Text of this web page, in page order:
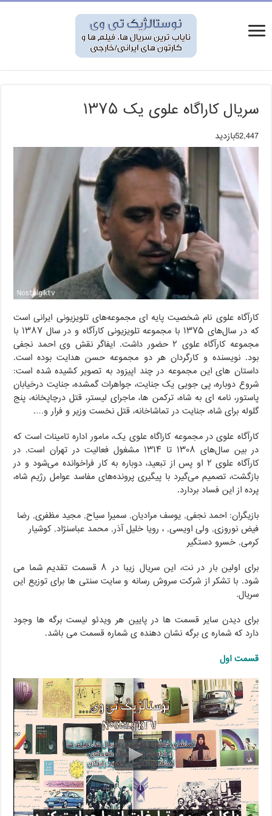
سریال کاراگاه علوی یک ۱۳۷۵
52,447بازدید
کارآگاه علوی نام شخصیت پایه‌ ای مجموعه‌های تلویزیونی ایرانی است
که در سال‌های ۱۳۷۵ با مجموعه تلویزیونی کارآگاه و در سال ۱۳۸۷ با
مجموعه کارآگاه علوی ۲ حضور داشت. ایفاگر نقش وی احمد نجفی
بود. نویسنده و کارگردان هر دو مجموعه حسن هدایت بوده‌ است.
داستان های این مجموعه در چند اپیزود به تصویر کشیده شده است:
شروع دوباره، پی جویی یک جنایت، جواهرات گمشده، جنایت درخیابان
پاستور، نامه ای به شاه، ترکمن ها، ماجرای لیستر، قتل درچاپخانه، پنج
گلوله برای شاه، جنایت در تماشاخانه، قتل نخست وزیر و فرار و….
کارآگاه علوی در مجموعه کاراگاه علوی یک، مامور اداره تامینات است که
در بین سال‌های ۱۳۰۸ تا ۱۳۱۴ مشغول فعالیت در تهران است. در
کارآگاه علوی ۲ او پس از تبعید، دوباره به کار فراخوانده می‌شود و در
بازگشت، تصمیم می‌گیرد با پیگیری پرونده‌های مفاسد عوامل رژیم شاه،
پرده از این فساد بردارد.
بازیگران: احمد نجفی, یوسف مرادیان, سمیرا سیاح, مجید مظفری, رضا
فیض نوروزی, ولی اویسی, ، رویا خلیل آذر, محمد عباسنژاد, کوشیار
کرمی, خسرو دستگیر
برای اولین بار در نت، این سریال زیبا در ۸ قسمت تقدیم شما می
شود. با تشکر از شرکت سروش رسانه و سایت سنتی ها برای توزیع این
سریال.
برای دیدن سایر قسمت ها در پایین هر ویدئو لیست برگه ها وجود
دارد که شماره ی برگه نشان دهنده ی شماره قسمت می باشد.
قسمت اول